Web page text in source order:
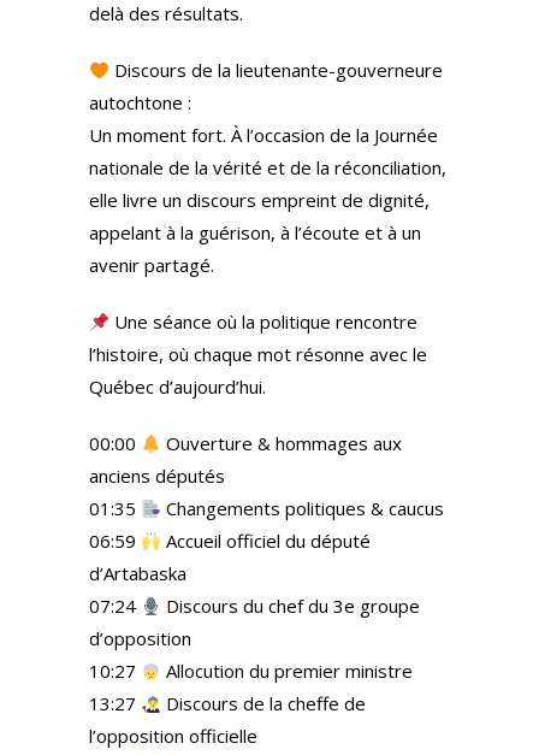
delà des résultats.
Discours de la lieutenante-gouverneure
autochtone :
Un moment fort. À l’occasion de la Journée
nationale de la vérité et de la réconciliation,
elle livre un discours empreint de dignité,
appelant à la guérison, à l’écoute et à un
avenir partagé.
Une séance où la politique rencontre
l’histoire, où chaque mot résonne avec le
Québec d’aujourd’hui.
00:00
Ouverture & hommages aux
anciens députés
01:35
Changements politiques & caucus
06:59
Accueil officiel du député
d’Artabaska
07:24
Discours du chef du 3e groupe
d’opposition
10:27
Allocution du premier ministre
13:27
Discours de la cheffe de
l’opposition officielle